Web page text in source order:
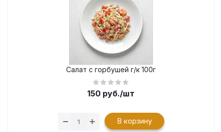
Салат с горбушей г/к 100г
150 руб./шт
В корзину